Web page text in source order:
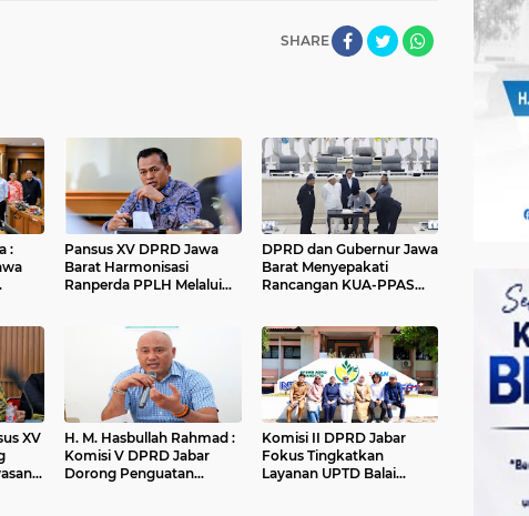
SHARE
:
Pansus XV DPRD Jawa
Barat Harmonisasi
Ranperda PPLH Melalui
DPRD dan Gubernur Jawa
Barat Menyepakati
Rancangan KUA-PPAS
XV
H. M. Hasbullah Rahmad :
Komisi V DPRD Jabar
Dorong Penguatan
Komisi II DPRD Jabar
Fokus Tingkatkan
Layanan UPTD Balai